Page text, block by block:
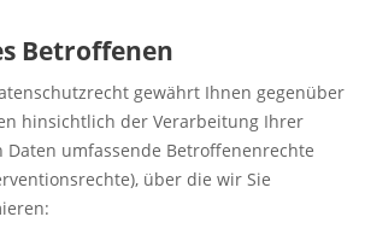
Betroffenen
gewährt Ihnen gegenüber
hinsichtlich der Verarbeitung Ihrer
Daten umfassende Betroffenenrechte
über die wir Sie